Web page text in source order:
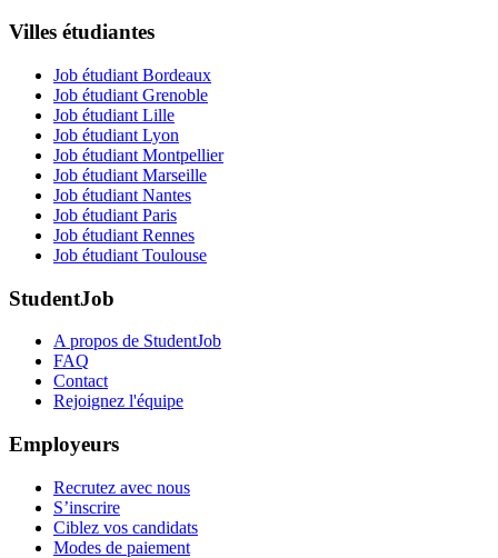
Villes étudiantes
Job étudiant Bordeaux
Job étudiant Grenoble
Job étudiant Lille
Job étudiant Lyon
Job étudiant Montpellier
Job étudiant Marseille
Job étudiant Nantes
Job étudiant Paris
Job étudiant Rennes
Job étudiant Toulouse
StudentJob
A propos de StudentJob
FAQ
Contact
Rejoignez l'équipe
Employeurs
Recrutez avec nous
S’inscrire
Ciblez vos candidats
Modes de paiement